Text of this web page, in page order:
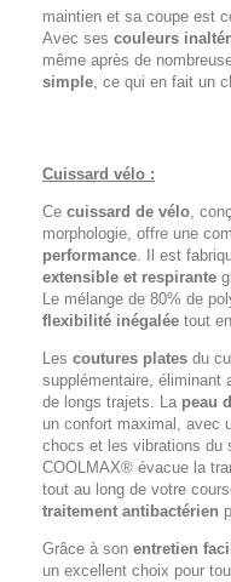
maintien et sa coupe est
Avec ses couleurs
même après de
simple, ce qui en fait un
Cuissard vélo :
Ce cuissard de vélo,
morphologie, offre une
performance. Il est
extensible et respirante
Le mélange de 80% de
flexibilité inégalée tout
Les coutures plates du
supplémentaire, éliminant
de longs trajets. La peau
un confort maximal, avec
chocs et les vibrations du
COOLMAX® évacue la
tout au long de votre
traitement antibactérien
Grâce à son entretien
un excellent choix pour